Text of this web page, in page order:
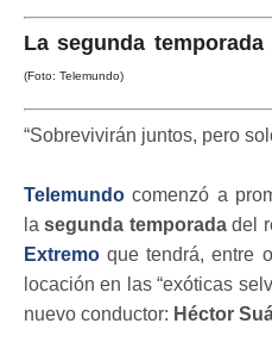
La segunda
(Foto: Telemundo)
“Sobrevivirán juntos, pero
Telemundo comenzó a
lasegunda temporadadel
Extremo que tendrá, entre
locación en las “exóticas
nuevo conductor: Héctor